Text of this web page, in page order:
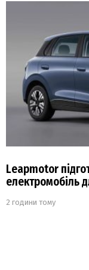
Leapmotor
електромобіль
2 години тому